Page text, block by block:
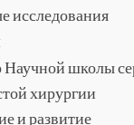
исследования
школы
хирургии
и развитие